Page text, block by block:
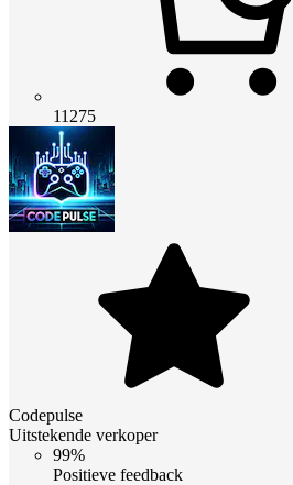
11275
Codepulse
Uitstekende verkoper
99%
Positieve feedback